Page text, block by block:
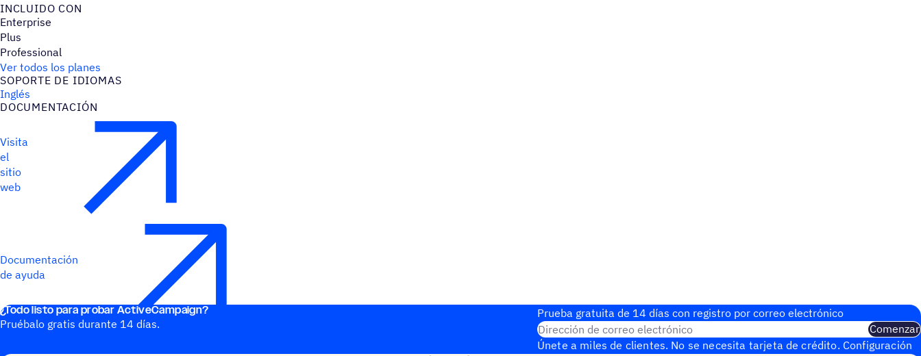
INCLUIDO CON
Enterprise
Plus
Professional
Ver todos los planes
SOPORTE DE IDIOMAS
Inglés
DOCU­MEN­TA­CIÓN
Visita
el
sitio
web
Documentación
de ayuda
¿Todo listo para probar ActiveCampaign?
Pruébalo gratis durante 14 días.
Prueba gratuita de 14 días con regis­tro por correo electrónico
Dirección de correo electrónico
Comenzar
Únete a miles de clientes. No se necesita tarjeta de crédito. Configuración